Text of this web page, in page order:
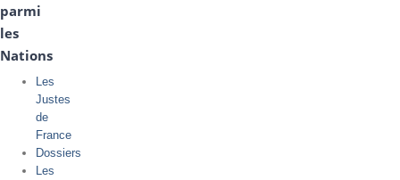
parmi
les
Nations
Les
Justes
de
France
Dossiers
Les